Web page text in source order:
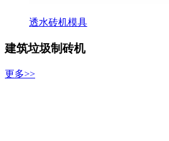
透水砖机模具
建筑垃圾制砖机
更多>>